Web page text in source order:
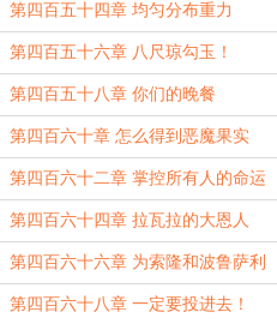
第四百五十四章 均匀分布重力
第四百五十六章 八尺琼勾玉！
第四百五十八章 你们的晚餐
第四百六十章 怎么得到恶魔果实
的？
第四百六十二章 掌控所有人的命运
第四百六十四章 拉瓦拉的大恩人
第四百六十六章 为索隆和波鲁萨利
诺干杯！
第四百六十八章 一定要投进去！